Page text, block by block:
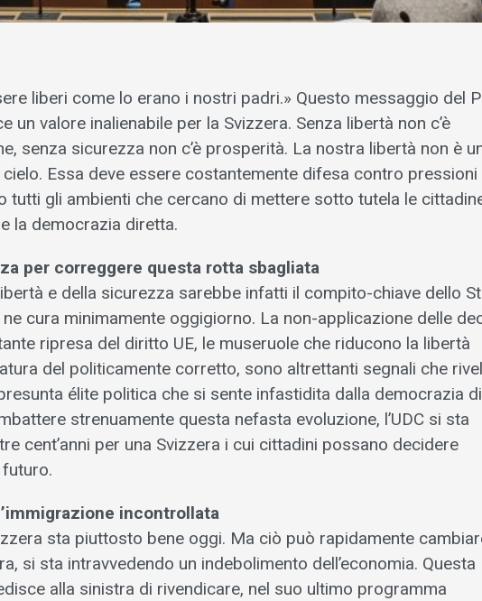
liberi come lo erano i nostri padri.» Questo messaggio del
un valore inalienabile per la Svizzera. Senza libertà non c’è
senza sicurezza non c’è prosperità. La nostra libertà non è
Essa deve essere costantemente difesa contro pressioni
tutti gli ambienti che cercano di mettere sotto tutela le
la democrazia diretta.
per correggere questa rotta sbagliata
e della sicurezza sarebbe infatti il compito-chiave dello
cura minimamente oggigiorno. La non-applicazione delle
ripresa del diritto UE, le museruole che riducono la libertà
del politicamente corretto, sono altrettanti segnali che
élite politica che si sente infastidita dalla democrazia
strenuamente questa nefasta evoluzione, l’UDC si sta
cent’anni per una Svizzera i cui cittadini possano decidere
incontrollata
sta piuttosto bene oggi. Ma ciò può rapidamente
si sta intravvedendo un indebolimento dell’economia. Questa
alla sinistra di rivendicare, nel suo ultimo programma